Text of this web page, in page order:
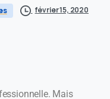
février 15, 2020
Mais